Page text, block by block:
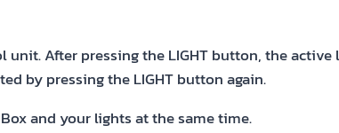
unit. After pressing the LIGHT button, the
by pressing the LIGHT button again.
and your lights at the same time.